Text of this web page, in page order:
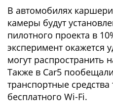
В автомобилях
камеры будут
пилотного проекта в
эксперимент окажется
могут распространить
Также в Car5
транспортные средства
бесплатного Wi-Fi.